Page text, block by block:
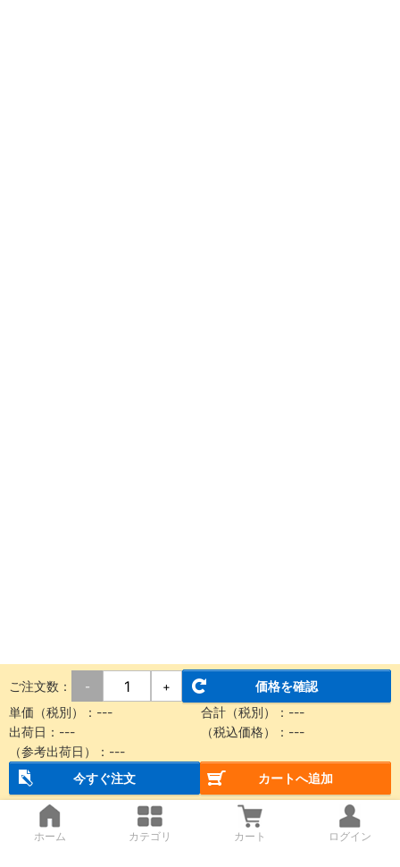
ご注文数： - +
価格を確認
単価（税別）： --- 合計（税別）： ---
出荷日： --- （税込価格）： ---
（参考出荷日）： ---
今すぐ注文
カートへ追加
ホーム カテゴリ カート ログイン